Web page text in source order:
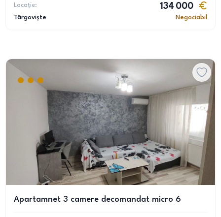
Locație:
Târgoviște
134 000
Negociabil
Apartamnet 3 camere decomandat micro 6